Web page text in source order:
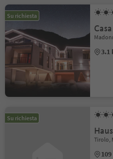
Su richiesta
3.1
Su richiesta
Tirolo,